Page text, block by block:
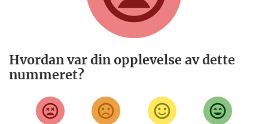
Hvordan var din opplevelse av dette
nummeret?